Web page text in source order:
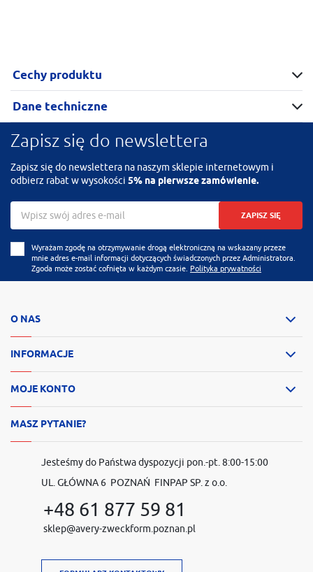
Cechy produktu
Dane techniczne
Zapisz się do newslettera
Zapisz się do newslettera na naszym sklepie internetowym i
odbierz rabat w wysokości 5% na pierwsze zamówienie.
ZAPISZ SIĘ
Wyrażam zgodę na otrzymywanie drogą elektroniczną na wskazany przeze
mnie adres e-mail informacji dotyczących świadczonych przez Administratora.
Zgoda może zostać cofnięta w każdym czasie. Polityka prywatności
O NAS
INFORMACJE
MOJE KONTO
MASZ PYTANIE?
Jesteśmy do Państwa dyspozycji pon.-pt. 8:00-15:00
UL. GŁÓWNA 6 POZNAŃ FINPAP SP. z o.o.
+48 61 877 59 81
sklep@avery-zweckform.poznan.pl